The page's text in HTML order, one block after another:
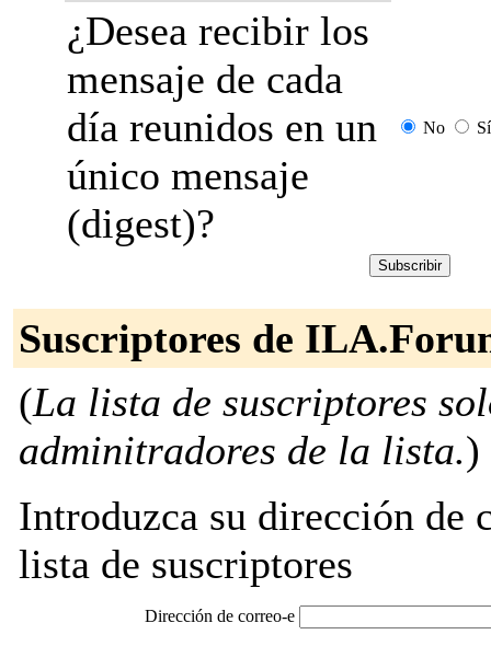
¿Desea recibir los
mensaje de cada
día reunidos en un
único mensaje
(digest)?
No Sí
Suscriptores de
(La lista de suscriptores
adminitradores de la lista.)
Introduzca su dirección de
lista de suscriptores
Dirección de correo-e